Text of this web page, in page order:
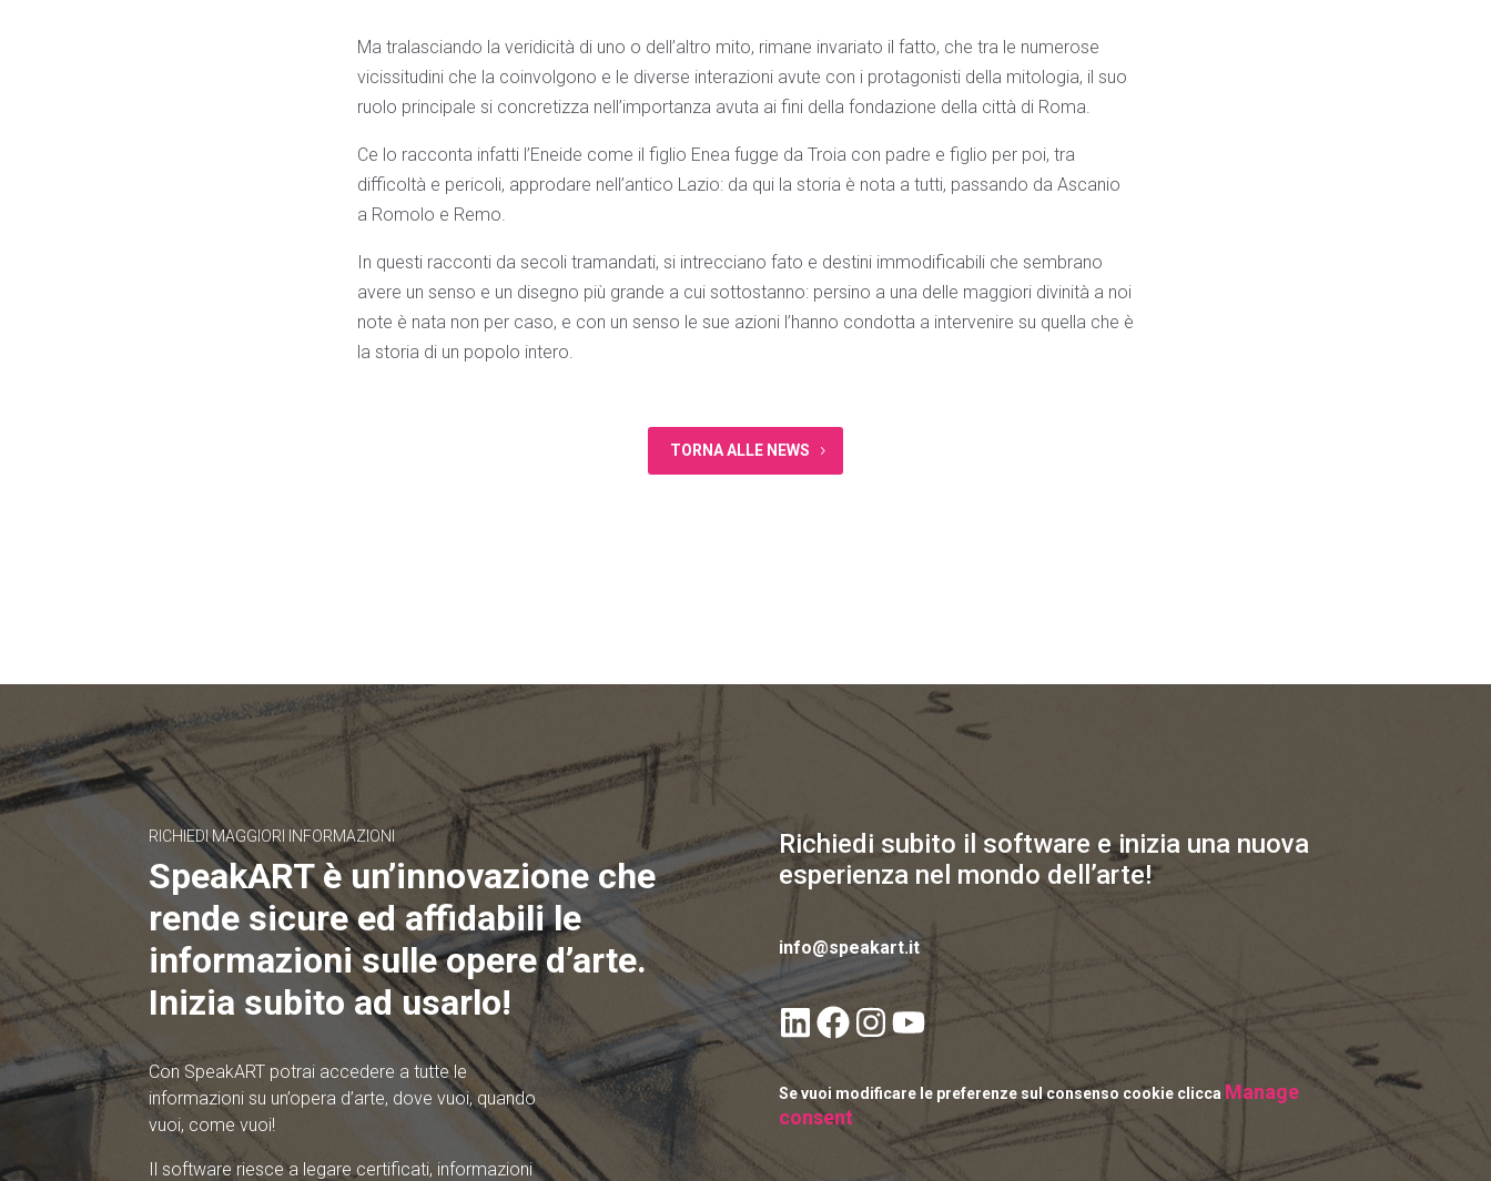
Ma tralasciando la veridicità di uno o dell’altro mito, rimane invariato il fatto, che tra le numerose
vicissitudini che la coinvolgono e le diverse interazioni avute con i protagonisti della mitologia, il suo
ruolo principale si concretizza nell’importanza avuta ai fini della fondazione della città di Roma.
Ce lo racconta infatti l’Eneide come il figlio Enea fugge da Troia con padre e figlio per poi, tra
difficoltà e pericoli, approdare nell’antico Lazio: da qui la storia è nota a tutti, passando da Ascanio
a Romolo e Remo.
In questi racconti da secoli tramandati, si intrecciano fato e destini immodificabili che sembrano
avere un senso e un disegno più grande a cui sottostanno: persino a una delle maggiori divinità a noi
note è nata non per caso, e con un senso le sue azioni l’hanno condotta a intervenire su quella che è
la storia di un popolo intero.
TORNA ALLE NEWS
RICHIEDI MAGGIORI INFORMAZIONI
SpeakART è un’innovazione che
rende sicure ed affidabili le
informazioni sulle opere d’arte.
Inizia subito ad usarlo!
Con SpeakART potrai accedere a tutte le
informazioni su un’opera d’arte, dove vuoi, quando
vuoi, come vuoi!
Il software riesce a legare certificati, informazioni
Richiedi subito il software e inizia una nuova
esperienza nel mondo dell’arte!
info@speakart.it
Se vuoi modificare le preferenze sul consenso cookie clicca Manage
consent